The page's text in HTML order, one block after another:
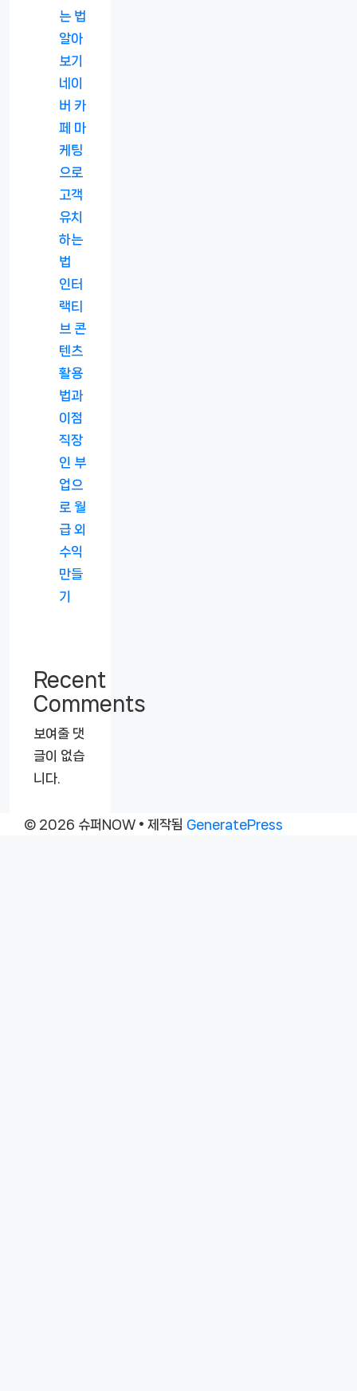
는 법
알아
보기
네이
버 카
페 마
케팅
으로
고객
유치
하는
법
인터
랙티
브 콘
텐츠
활용
법과
이점
직장
인 부
업으
로 월
급 외
수익
만들
기
Recent
Comments
보여줄 댓
글이 없습
니다.
© 2026 슈퍼NOW • 제작됨 GeneratePress